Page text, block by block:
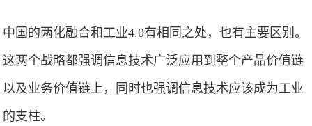
中国的两化融合和工业4.0有相同之处，也有主要区别。
这两个战略都强调信息技术广泛应用到整个产品价值链
以及业务价值链上，同时也强调信息技术应该成为工业
的支柱。